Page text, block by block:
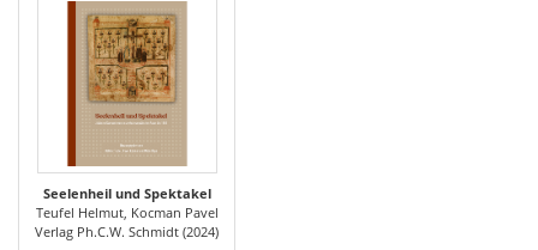
Seelenheil und Spektakel
Teufel Helmut, Kocman Pavel
Verlag Ph.C.W. Schmidt (2024)